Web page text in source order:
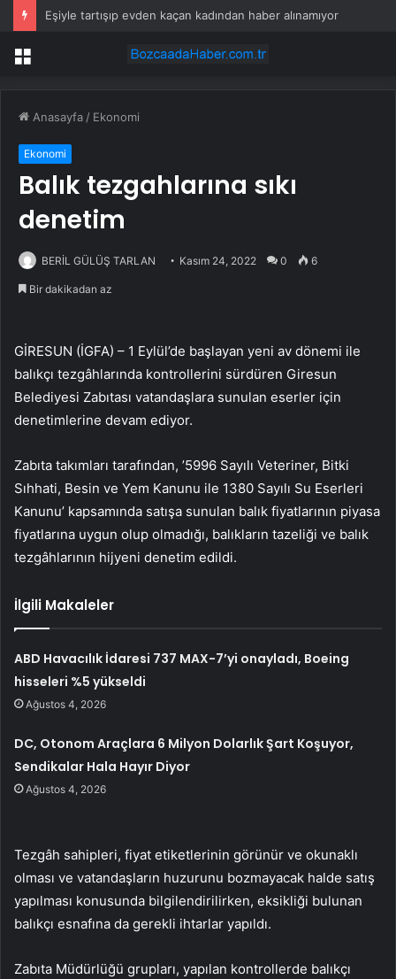
Eşiyle tartışıp evden kaçan kadından haber alınamıyor
Menü
Anasayfa / Ekonomi
Ekonomi
Balık tezgahlarına sıkı
denetim
BERİL GÜLÜŞ TARLAN Kasım 24, 2022 0 6
Bir dakikadan az
GİRESUN (İGFA) – 1 Eylül’de başlayan yeni av dönemi ile
balıkçı tezgâhlarında kontrollerini sürdüren Giresun
Belediyesi Zabıtası vatandaşlara sunulan eserler için
denetimlerine devam ediyor.
Zabıta takımları tarafından, ’5996 Sayılı Veteriner, Bitki
Sıhhati, Besin ve Yem Kanunu ile 1380 Sayılı Su Eserleri
Kanunu’ kapsamında satışa sunulan balık fiyatlarının piyasa
fiyatlarına uygun olup olmadığı, balıkların tazeliği ve balık
tezgâhlarının hijyeni denetim edildi.
İlgili Makaleler
ABD Havacılık İdaresi 737 MAX-7’yi onayladı, Boeing
hisseleri %5 yükseldi
Ağustos 4, 2026
DC, Otonom Araçlara 6 Milyon Dolarlık Şart Koşuyor,
Sendikalar Hala Hayır Diyor
Ağustos 4, 2026
Tezgâh sahipleri, fiyat etiketlerinin görünür ve okunaklı
olması ve vatandaşların huzurunu bozmayacak halde satış
yapılması konusunda bilgilendirilirken, eksikliği bulunan
balıkçı esnafına da gerekli ihtarlar yapıldı.
Zabıta Müdürlüğü grupları, yapılan kontrollerde balıkçı